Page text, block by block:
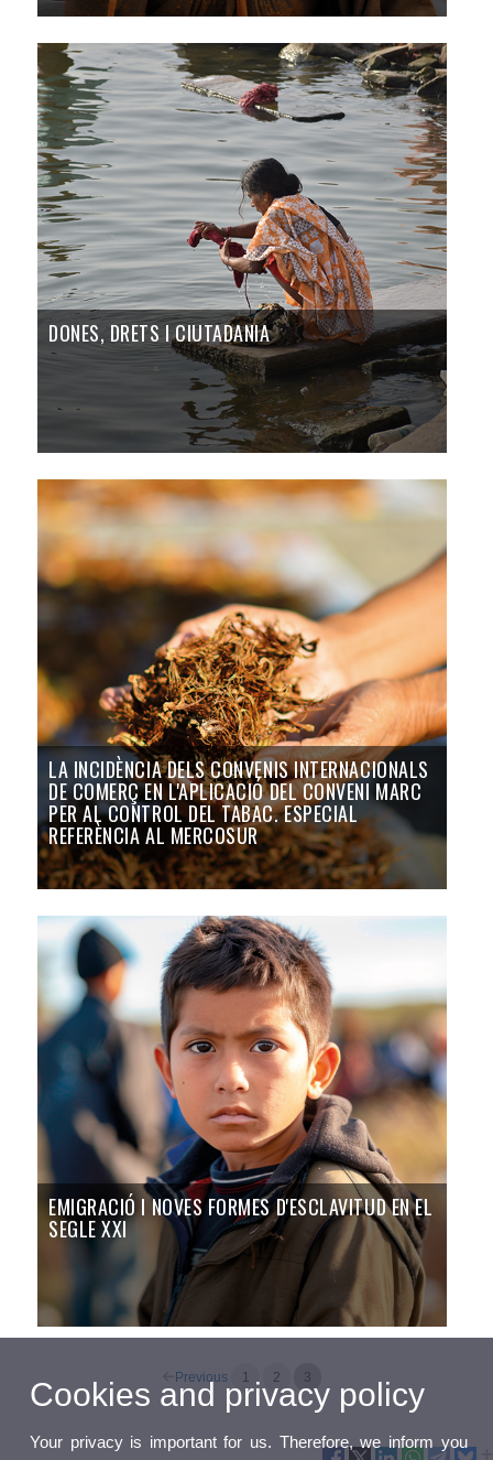
DONES, DRETS I CIUTADANIA
LA INCIDÈNCIA DELS CONVENIS INTERNACIONALS
DE COMERÇ EN L'APLICACIÓ DEL CONVENI MARC
PER AL CONTROL DEL TABAC. ESPECIAL
REFERÈNCIA AL MERCOSUR
EMIGRACIÓ I NOVES FORMES D'ESCLAVITUD EN EL
SEGLE XXI
Previous 1 2 3
Cookies and privacy policy
Your privacy is important for us. Therefore, we inform you